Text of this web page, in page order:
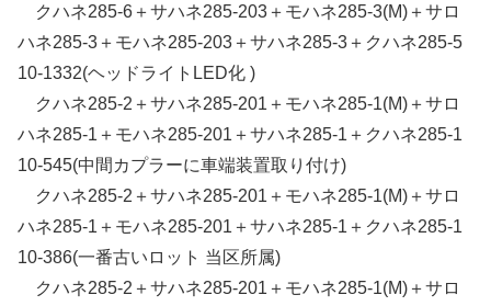
クハネ285-6＋サハネ285-203＋モハネ285-3(M)＋サロ
ハネ285-3＋モハネ285-203＋サハネ285-3＋クハネ285-5
10-1332(ヘッドライトLED化 )
クハネ285-2＋サハネ285-201＋モハネ285-1(M)＋サロ
ハネ285-1＋モハネ285-201＋サハネ285-1＋クハネ285-1
10-545(中間カプラーに車端装置取り付け)
クハネ285-2＋サハネ285-201＋モハネ285-1(M)＋サロ
ハネ285-1＋モハネ285-201＋サハネ285-1＋クハネ285-1
10-386(一番古いロット 当区所属)
クハネ285-2＋サハネ285-201＋モハネ285-1(M)＋サロ